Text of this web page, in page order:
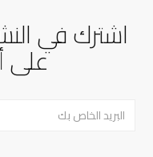
اشترك في
على